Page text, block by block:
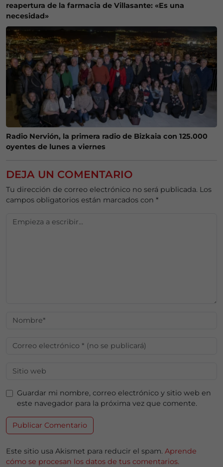
reapertura de la farmacia de Villasante: «Es una
necesidad»
Radio Nervión, la primera radio de Bizkaia con 125.000
oyentes de lunes a viernes
DEJA UN COMENTARIO
Tu dirección de correo electrónico no será publicada. Los
campos obligatorios están marcados con *
Guardar mi nombre, correo electrónico y sitio web en
este navegador para la próxima vez que comente.
Este sitio usa Akismet para reducir el spam. Aprende
cómo se procesan los datos de tus comentarios.